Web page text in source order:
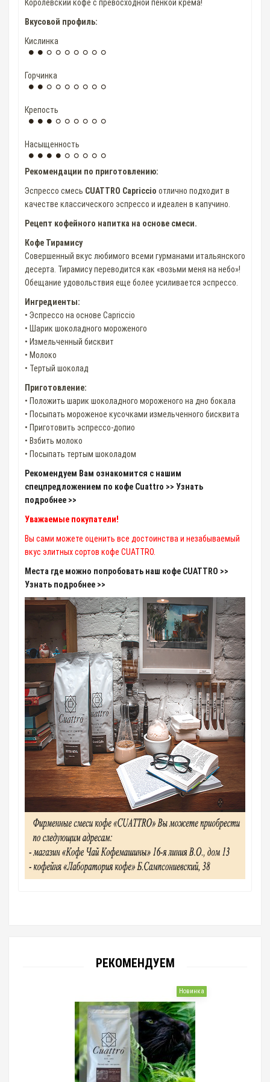
Королевский кофе с превосходной пенкой крема!
Вкусовой профиль:
Кислинка
Горчинка
Крепость
Насыщенность
Рекомендации по приготовлению:
Эспрессо смесь CUATTRO Capriccio отлично подходит в
качестве классического эспрессо и идеален в капучино.
Рецепт кофейного напитка на основе смеси.
Кофе Тирамису
Совершенный вкус любимого всеми гурманами итальянского
десерта. Тирамису переводится как «возьми меня на небо»!
Обещание удовольствия еще более усиливается эспрессо.
Ингредиенты:
• Эспрессо на основе Capriccio
• Шарик шоколадного мороженого
• Измельченный бисквит
• Молоко
• Тертый шоколад
Приготовление:
• Положить шарик шоколадного мороженого на дно бокала
• Посыпать мороженое кусочками измельченного бисквита
• Приготовить эспрессо-допио
• Взбить молоко
• Посыпать тертым шоколадом
Рекомендуем Вам ознакомится с нашим
спецпредложением по кофе Cuattro >> Узнать
подробнее >>
Уважаемые покупатели!
Вы сами можете оценить все достоинства и незабываемый
вкус элитных сортов кофе CUATTRO.
Места где можно попробовать наш кофе CUATTRO >>
Узнать подробнее >>
РЕКОМЕНДУЕМ
Новинка